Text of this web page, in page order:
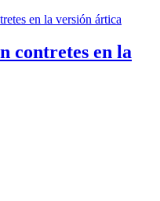
contretes en la